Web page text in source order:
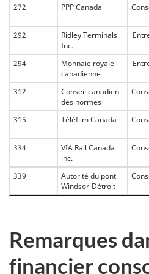
272 PPP Canada
292
Ridley Terminals
Inc.
294
Monnaie royale
canadienne
312
Conseil canadien
des normes
315
Téléfilm Canada
334
VIA Rail Canada
inc.
339
Autorité du pont
Windsor-Détroit
Remarques
financier